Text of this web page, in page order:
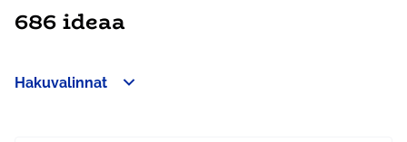
686 ideaa
Hakuvalinnat